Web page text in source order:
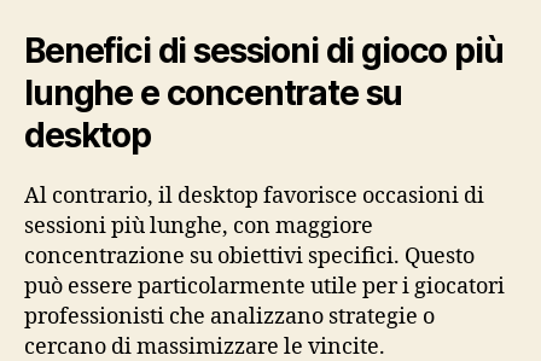
Benefici di sessioni di gioco più
lunghe e concentrate su
desktop
Al contrario, il desktop favorisce occasioni di
sessioni più lunghe, con maggiore
concentrazione su obiettivi specifici. Questo
può essere particolarmente utile per i giocatori
professionisti che analizzano strategie o
cercano di massimizzare le vincite.